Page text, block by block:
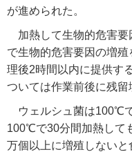
が進められた。
加熱して生物的危害
で生物的危害要因の増
理後2時間以内に提供す
ついては作業前後に残留
ウェルシュ菌は100℃
100℃で30分間加熱して
万個以上に増殖しないと